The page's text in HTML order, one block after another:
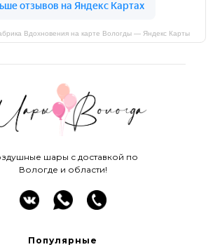
Вдохновения на карте Вологды — Яндекс Карты
шары с доставкой по
Вологде и области!
Популярные